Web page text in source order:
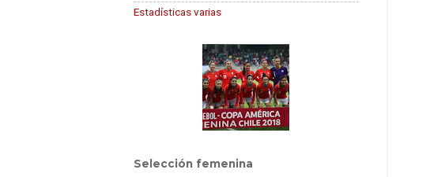
Estadísticas varias
Selección femenina